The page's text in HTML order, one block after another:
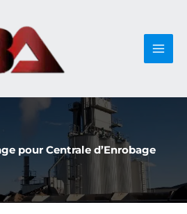
pour Centrale d’Enrobage